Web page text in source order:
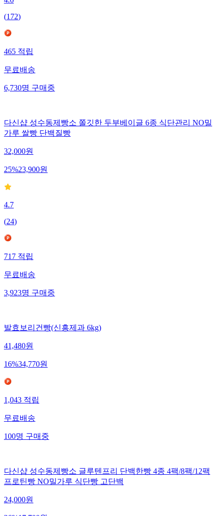
4.6
(172)
465적립
무료배송
6,730명구매중
다신샵 성수동제빵소 쫄깃한 두부베이글 6종 식단관리 NO밀
가루 쌀빵 단백질빵
32,000원
25%23,900원
4.7
(24)
717적립
무료배송
3,923명구매중
발효보리건빵(신흥제과 6kg)
41,480원
16%34,770원
1,043적립
무료배송
100명구매중
다신샵 성수동제빵소 글루텐프리 단백한빵 4종 4팩/8팩/12팩
프로틴빵 NO밀가루 식단빵 고단백
24,000원